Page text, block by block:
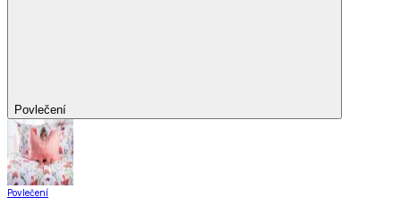
Povlečení
Povlečení